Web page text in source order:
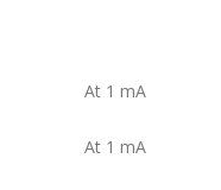
At 1 mA
At 1 mA